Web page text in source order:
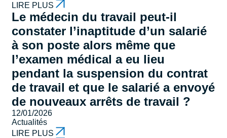
LIRE PLUS
Le médecin du travail peut-il
constater l’inaptitude d’un salarié
à son poste alors même que
l’examen médical a eu lieu
pendant la suspension du contrat
de travail et que le salarié a envoyé
de nouveaux arrêts de travail ?
12/01/2026
Actualités
LIRE PLUS